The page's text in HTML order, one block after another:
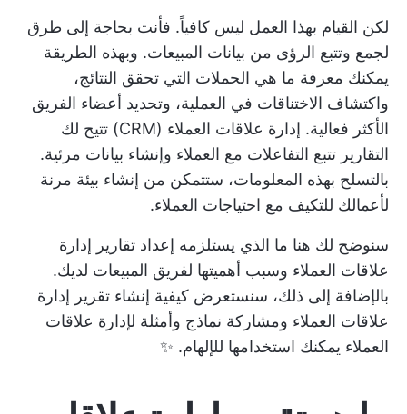
لكن القيام بهذا العمل ليس كافياً. فأنت بحاجة إلى طرق
لجمع وتتبع الرؤى من بيانات المبيعات. وبهذه الطريقة
يمكنك معرفة ما هي الحملات التي تحقق النتائج،
واكتشاف الاختناقات في العملية، وتحديد أعضاء الفريق
الأكثر فعالية. إدارة علاقات العملاء (CRM)
تتيح لك
التقارير تتبع التفاعلات مع العملاء وإنشاء بيانات مرئية.
بالتسلح بهذه المعلومات، ستتمكن من إنشاء بيئة مرنة
لأعمالك للتكيف مع احتياجات العملاء.
سنوضح لك هنا ما الذي يستلزمه إعداد تقارير إدارة
علاقات العملاء وسبب أهميتها لفريق المبيعات لديك.
بالإضافة إلى ذلك، سنستعرض كيفية إنشاء تقرير إدارة
علاقات العملاء ومشاركة نماذج وأمثلة لإدارة علاقات
العملاء يمكنك استخدامها للإلهام. ✨